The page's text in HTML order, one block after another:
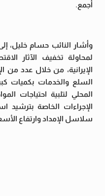
أجمع.
وأشار النائب حسام خليل،
لمحاولة تخفيف الآثار
الإيرانية، من خلال عدد من
السلع والخدمات بكميات
المحلي لتلبية احتياجات
الإجراءات الخاصة
سلاسل الإمداد وارتفاع